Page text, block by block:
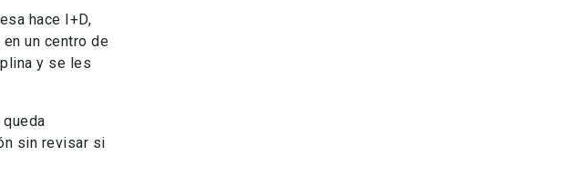
hace I+D,
un centro de
y se les
sin revisar si